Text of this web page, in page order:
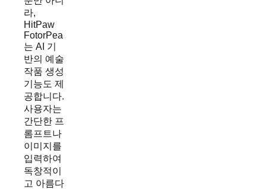
라,
HitPaw
FotorPea
는 AI 기
반의 예술
작품 생성
기능도 제
공합니다.
사용자는
간단한 프
롬프트나
이미지를
입력하여
독창적이
고 아름다